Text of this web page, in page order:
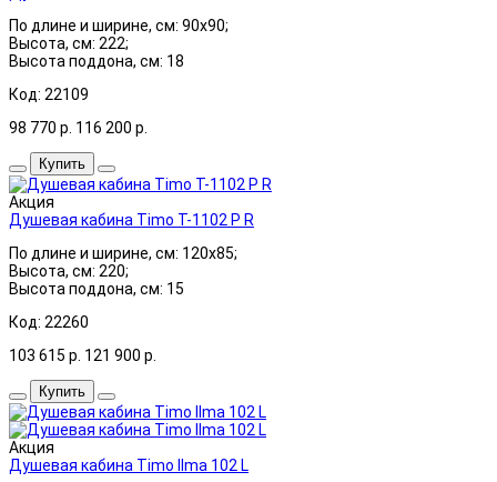
По длине и ширине, см: 90x90;
Высота, см: 222;
Высота поддона, см: 18
Код: 22109
98 770 р. 116 200 р.
Купить
Акция
Душевая кабина Timo T-1102 P R
По длине и ширине, см: 120x85;
Высота, см: 220;
Высота поддона, см: 15
Код: 22260
103 615 р. 121 900 р.
Купить
Акция
Душевая кабина Timo Ilma 102 L